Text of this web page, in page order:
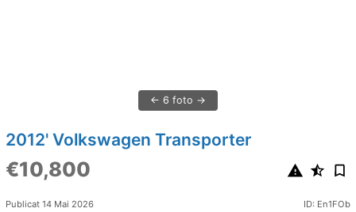
6 foto
2012' Volkswagen Transporter
€10,800
Publicat 14 Mai 2026 ID: En1FOb